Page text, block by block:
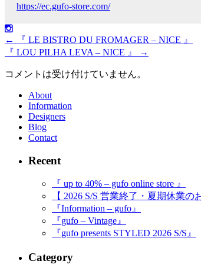
https://ec.gufo-store.com/
←
『 LE BISTRO DU FROMAGER – NICE 』
『 LOU PILHA LEVA – NICE 』
→
コメントは受け付けていません。
About
Information
Designers
Blog
Contact
Recent
『 up to 40% – gufo online store 』
【 2026 S/S 営業終了・夏期休業の
『Information – gufo』
『gufo – Vintage』
『gufo presents STYLED 2026 S/S』
Category